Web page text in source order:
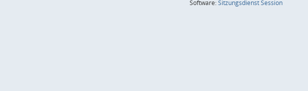
Software:SitzungsdienstSession(Wird in